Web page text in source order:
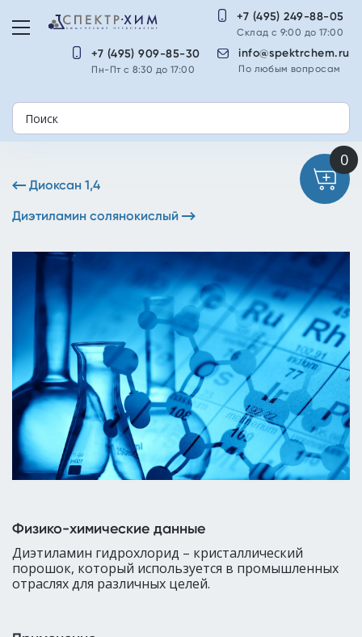
info@spektrchem.ru
По любым вопросам
+7 (495) 249-88-05
Склад с 9:00 до 17:00
+7 (495) 909-85-30
Пн-Пт с 8:30 до 17:00
Диоксан 1,4
Диэтиламин солянокислый
Физико-химические данные
Диэтиламин гидрохлорид – кристаллический
порошок, который используется в промышленных
отраслях для различных целей.